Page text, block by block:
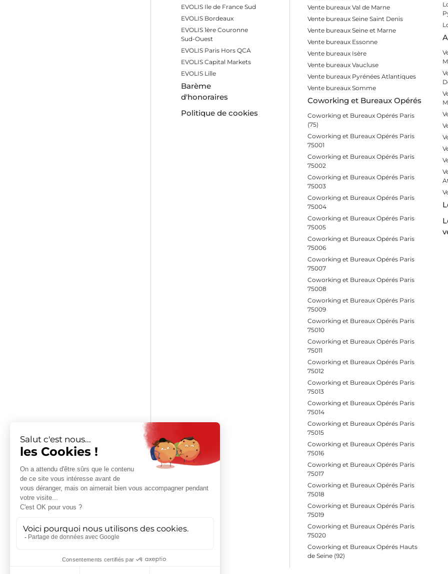
EVOLIS Ile de France Sud
EVOLIS Bordeaux
EVOLIS 1ère Couronne
Sud-Ouest
EVOLIS Paris Hors QCA
EVOLIS Capital Markets
EVOLIS Lille
Barème
d'honoraires
Politique de cookies
Vente bureaux Val de Marne
Vente bureaux Seine Saint Denis
Vente bureaux Seine et Marne
Vente bureaux Essonne
Vente bureaux Isère
Vente bureaux Vaucluse
Vente bureaux Pyrénées Atlantiques
Vente bureaux Somme
Coworking et Bureaux Opérés
Coworking et Bureaux Opérés Paris
(75)
Coworking et Bureaux Opérés Paris
75001
Coworking et Bureaux Opérés Paris
75002
Coworking et Bureaux Opérés Paris
75003
Coworking et Bureaux Opérés Paris
75004
Coworking et Bureaux Opérés Paris
75005
Coworking et Bureaux Opérés Paris
75006
Coworking et Bureaux Opérés Paris
75007
Coworking et Bureaux Opérés Paris
75008
Coworking et Bureaux Opérés Paris
75009
Coworking et Bureaux Opérés Paris
75010
Coworking et Bureaux Opérés Paris
75011
Coworking et Bureaux Opérés Paris
75012
Coworking et Bureaux Opérés Paris
75013
Coworking et Bureaux Opérés Paris
75014
Coworking et Bureaux Opérés Paris
75015
Coworking et Bureaux Opérés Paris
75016
Coworking et Bureaux Opérés Paris
75017
Coworking et Bureaux Opérés Paris
75018
Coworking et Bureaux Opérés Paris
75019
Coworking et Bureaux Opérés Paris
75020
Coworking et Bureaux Opérés Hauts
de Seine (92)